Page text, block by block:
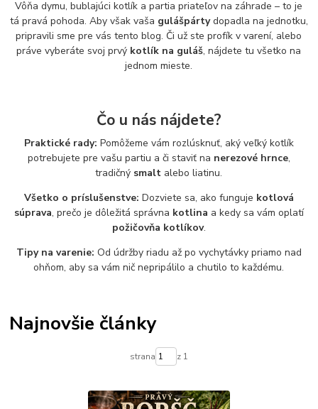
Vôňa dymu, bublajúci kotlík a partia priateľov na záhrade – to je
tá pravá pohoda. Aby však vaša gulášpártydopadla na jednotku,
pripravili sme pre vás tento blog. Či už ste profík v varení, alebo
práve vyberáte svoj prvý kotlík na guláš, nájdete tu všetko na
jednom mieste.
Čo u nás nájdete?
Praktické rady: Pomôžeme vám rozlúsknuť, aký veľký kotlík
potrebujete pre vašu partiu a či staviť na nerezové hrnce,
tradičný smalt alebo liatinu.
Všetko o príslušenstve: Dozviete sa, ako funguje kotlová
súprava, prečo je dôležitá správna kotlina a kedy sa vám oplatí
požičovňa kotlíkov.
Tipy na varenie: Od údržby riadu až po vychytávky priamo nad
ohňom, aby sa vám nič nepripálilo a chutilo to každému.
Najnovšie články
strana z 1